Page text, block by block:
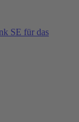
SE für das